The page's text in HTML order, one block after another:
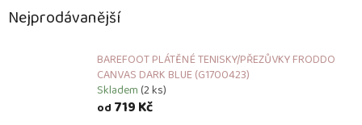
Nejprodávanější
BAREFOOT PLÁTĚNÉ TENISKY/PŘEZŮVKY FRODDO
CANVAS DARK BLUE (G1700423)
Skladem(2 ks)
od 719 Kč